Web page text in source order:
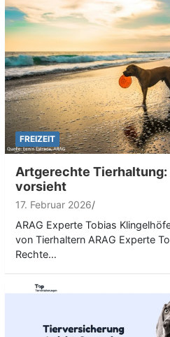
FREIZEIT
Artgerechte Tierhaltung:
vorsieht
17. Februar 2026
ARAG Experte Tobias
von Tierhaltern ARAG Experte
Rechte…